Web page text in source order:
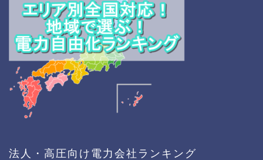
法人・高圧向け電力会社ランキング